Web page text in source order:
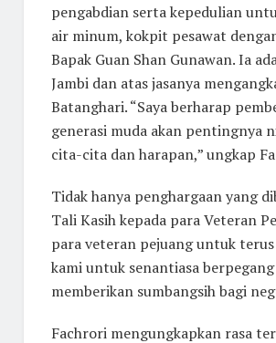
pengabdian serta kepedulian
air minum, kokpit pesawat
Bapak Guan Shan Gunawan. Ia
Jambi dan atas jasanya
Batanghari. “Saya berharap
generasi muda akan pentingnya
cita-cita dan harapan,” ungkap
Tidak hanya penghargaan yang
Tali Kasih kepada para Veteran
para veteran pejuang untuk
kami untuk senantiasa
memberikan sumbangsih bagi
Fachrori mengungkapkan rasa